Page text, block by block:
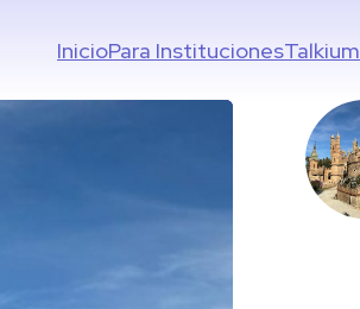
InicioPara InstitucionesTalkium